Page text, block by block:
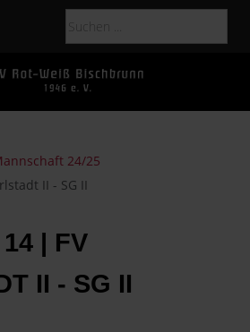
24/25
II - SG II
| FV
II - SG II